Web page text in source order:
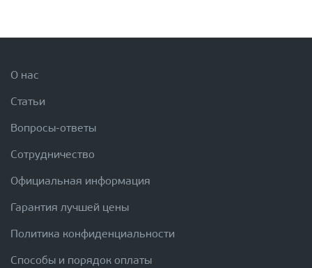
О нас
Статьи
Вопросы-ответы
Сотрудничество
Официальная информация
Гарантия лучшей цены
Политика конфиденциальности
Способы и порядок оплаты